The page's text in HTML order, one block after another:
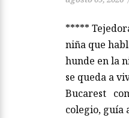
*****
niña que
hunde en la
se queda a
Bucarest
colegio, guía